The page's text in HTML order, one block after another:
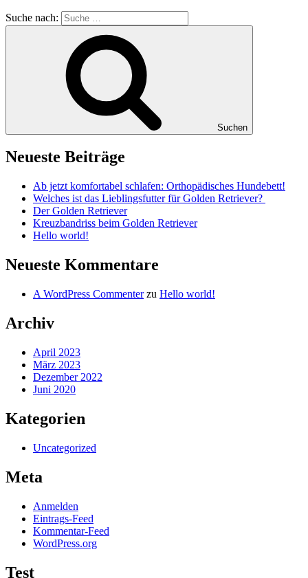
Suche nach:
Suchen
Neueste Beiträge
Ab jetzt komfortabel schlafen: Orthopädisches Hundebett!
Welches ist das Lieblingsfutter für Golden Retriever?
Der Golden Retriever
Kreuzbandriss beim Golden Retriever
Hello world!
Neueste Kommentare
A WordPress Commenterzu Hello world!
Archiv
April 2023
März 2023
Dezember 2022
Juni 2020
Kategorien
Uncategorized
Meta
Anmelden
Eintrags-Feed
Kommentar-Feed
WordPress.org
Test